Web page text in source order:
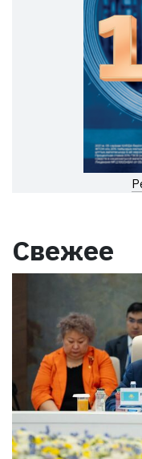
Свежее